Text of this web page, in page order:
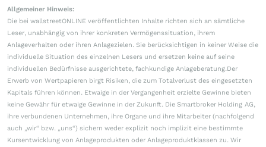
Allgemeiner Hinweis:
Die bei wallstreetONLINE veröffentlichten Inhalte richten sich an sämtliche
Leser, unabhängig von ihrer konkreten Vermögenssituation, ihrem
Anlageverhalten oder ihren Anlagezielen. Sie berücksichtigen in keiner Weise die
individuelle Situation des einzelnen Lesers und ersetzen keine auf seine
individuellen Bedürfnisse ausgerichtete, fachkundige Anlageberatung.Der
Erwerb von Wertpapieren birgt Risiken, die zum Totalverlust des eingesetzten
Kapitals führen können. Etwaige in der Vergangenheit erzielte Gewinne bieten
keine Gewähr für etwaige Gewinne in der Zukunft. Die Smartbroker Holding AG,
ihre verbundenen Unternehmen, ihre Organe und ihre Mitarbeiter (nachfolgend
auch „wir“ bzw. „uns“) sichern weder explizit noch implizit eine bestimmte
Kursentwicklung von Anlageprodukten oder Anlageproduktklassen zu. Wir